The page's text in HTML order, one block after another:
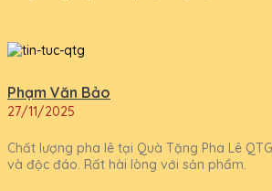
Phạm Văn Bảo
27/11/2025
Chất lượng pha lê tại Quà Tặng Pha Lê
và độc đáo. Rất hài lòng với sản phẩm.